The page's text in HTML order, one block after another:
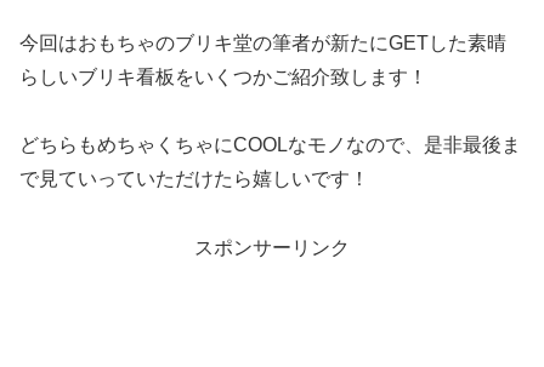
今回はおもちゃのブリキ堂の筆者が新たにGETした素晴
らしいブリキ看板をいくつかご紹介致します！
どちらもめちゃくちゃにCOOLなモノなので、是非最後ま
で見ていっていただけたら嬉しいです！
スポンサーリンク